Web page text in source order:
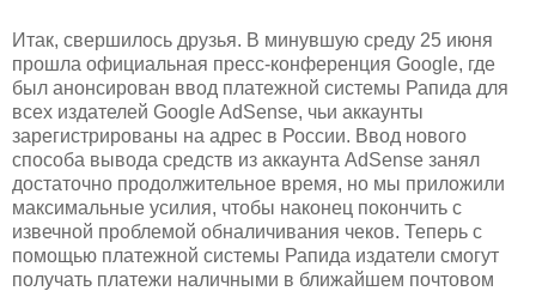
Итак, свершилось друзья. В минувшую среду 25 июня
прошла официальная пресс-конференция Google, где
был анонсирован ввод платежной системы Рапида для
всех издателей Google AdSense, чьи аккаунты
зарегистрированы на адрес в России. Ввод нового
способа вывода средств из аккаунта AdSense занял
достаточно продолжительное время, но мы приложили
максимальные усилия, чтобы наконец покончить с
извечной проблемой обналичивания чеков. Теперь с
помощью платежной системы Рапида издатели смогут
получать платежи наличными в ближайшем почтовом